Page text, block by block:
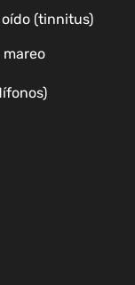
(tinnitus)